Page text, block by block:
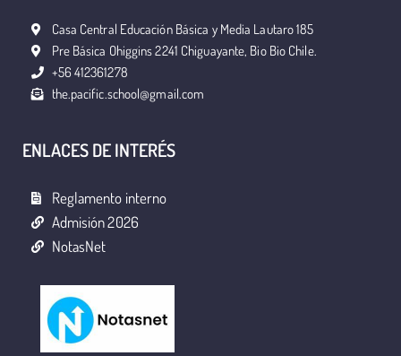
Casa Central Educación Básica y Media Lautaro 185
Pre Básica Ohiggins 2241 Chiguayante, Bio Bio Chile.
+56 412361278
the.pacific.school@gmail.com
ENLACES DE INTERÉS
Reglamento interno
Admisión 2026
NotasNet